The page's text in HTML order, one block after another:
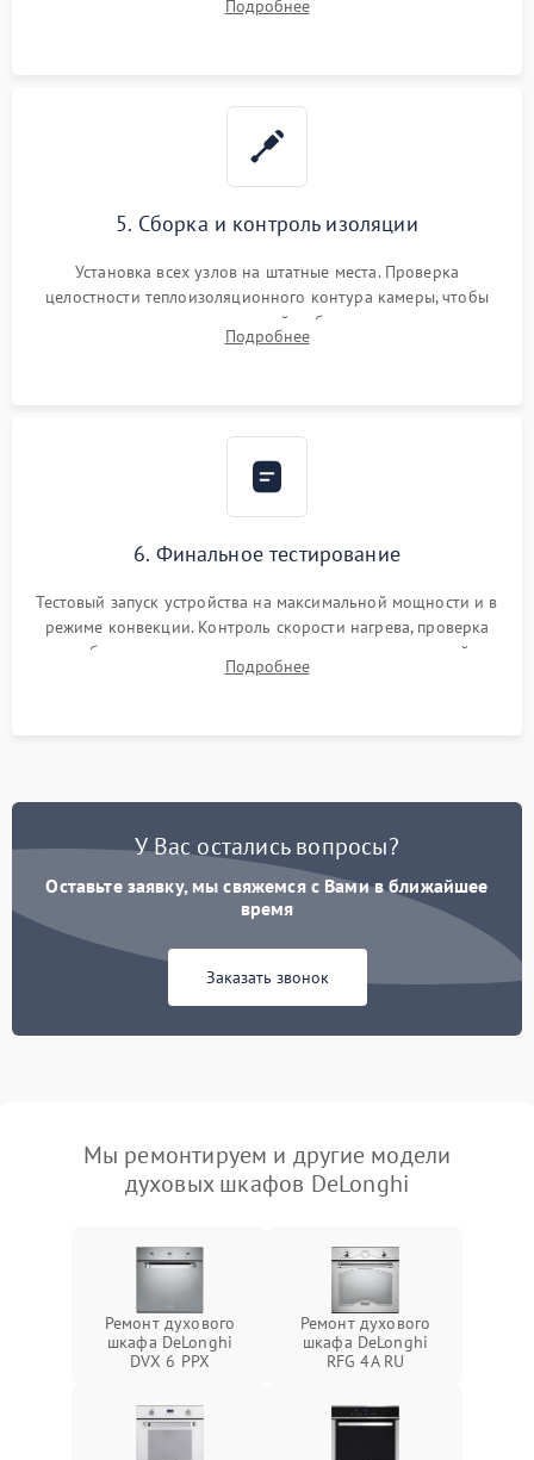
выгоревших реле, восстановление контактов и замена
Подробнее
5. Сборка и контроль изоляции
Установка всех узлов на штатные места. Проверка
целостности теплоизоляционного контура камеры, чтобы
исключить перегрев кухонной мебели и потерю тепла.
Надежная фиксация клемм и сборка корпуса шкафа.
Подробнее
6. Финальное тестирование
Тестовый запуск устройства на максимальной мощности и в
режиме конвекции. Контроль скорости нагрева, проверка
срабатывания термостата при достижении заданной
температуры и тест на отсутствие утечек тока.
Подробнее
У Вас остались вопросы?
Оставьте заявку, мы свяжемся с Вами в ближайшее
время
Заказать звонок
Мы ремонтируем и другие модели
духовых шкафов DeLonghi
Ремонт духового
шкафа DeLonghi
DVX 6 PPX
Ремонт духового
шкафа DeLonghi
RFG 4A RU